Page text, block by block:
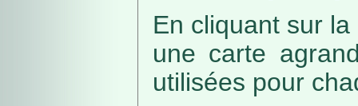
En cliquant sur
une carte
utilisées pour